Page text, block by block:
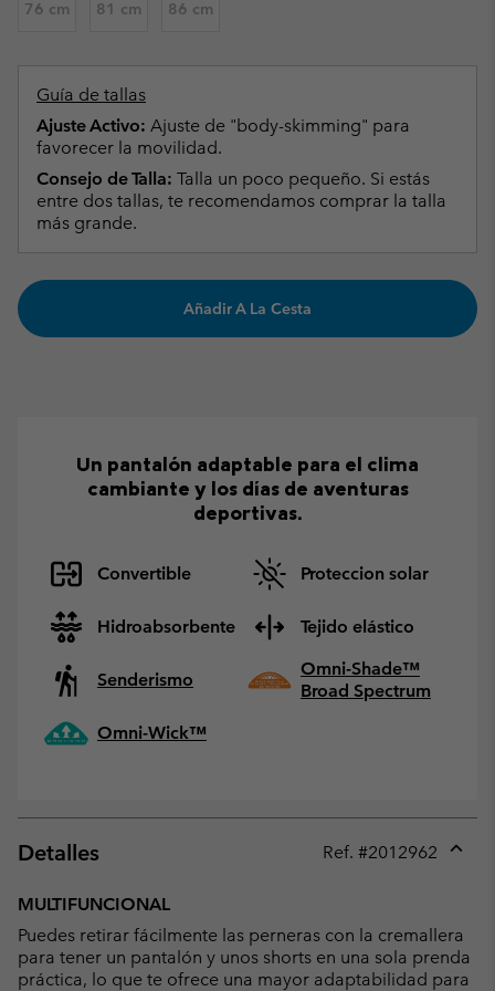
76 cm 81 cm 86 cm
Guía de tallas
Ajuste Activo: Ajuste de "body-skimming" para
favorecer la movilidad.
Consejo de Talla: Talla un poco pequeño. Si estás
entre dos tallas, te recomendamos comprar la talla
más grande.
Añadir A La Cesta
Un pantalón adaptable para el clima
cambiante y los días de aventuras
deportivas.
Convertible Proteccion solar
Hidroabsorbente Tejido elástico
Senderismo
Omni-Shade™
Broad Spectrum
Omni-Wick™
Detalles Ref. #2012962
MULTIFUNCIONAL
Puedes retirar fácilmente las perneras con la cremallera
para tener un pantalón y unos shorts en una sola prenda
práctica, lo que te ofrece una mayor adaptabilidad para